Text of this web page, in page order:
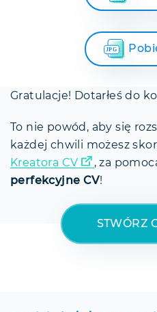
Gratulacje! Dotarłeś do
To nie powód, aby się
każdej chwili możesz
Kreatora CV
, za
perfekcyjne CV!
STWÓRZ